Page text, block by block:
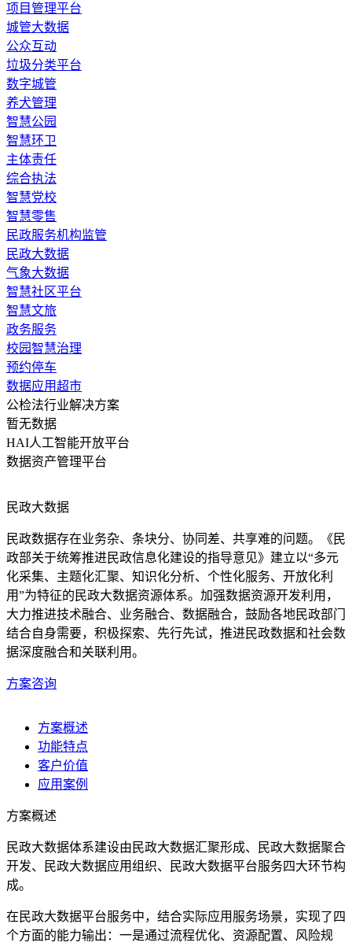
​项目管理平台
城管大数据
公众互动
垃圾分类平台
数字城管
养犬管理
智慧公园
智慧环卫
主体责任
综合执法
智慧党校
智慧零售
民政服务机构监管
民政大数据
气象大数据
智慧社区平台
智慧文旅
政务服务
校园智慧治理
预约停车
数据应用超市
公检法行业解决方案
暂无数据
HAI人工智能开放平台
数据资产管理平台
民政大数据
民政数据存在业务杂、条块分、协同差、共享难的问题。《民
政部关于统筹推进民政信息化建设的指导意见》建立以“多元
化采集、主题化汇聚、知识化分析、个性化服务、开放化利
用”为特征的民政大数据资源体系。加强数据资源开发利用，
大力推进技术融合、业务融合、数据融合，鼓励各地民政部门
结合自身需要，积极探索、先行先试，推进民政数据和社会数
据深度融合和关联利用。
方案咨询
方案概述
功能特点
客户价值
应用案例
方案概述
民政大数据体系建设由民政大数据汇聚形成、民政大数据聚合
开发、民政大数据应用组织、民政大数据平台服务四大环节构
成。
在民政大数据平台服务中，结合实际应用服务场景，实现了四
个方面的能力输出：一是通过流程优化、资源配置、风险规